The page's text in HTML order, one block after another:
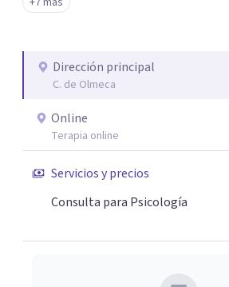
Dirección principal
C. de Olmeca
Online
Terapia online
Servicios y precios
Consulta para Psicología